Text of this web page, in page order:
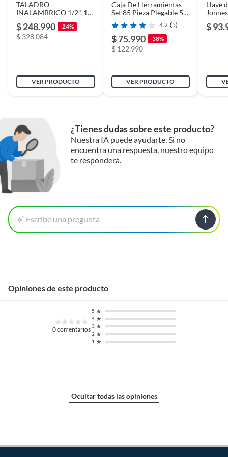
Ancho 20
Presentación Caja
TALADRO
INALAMBRICO 1/2", 18
(DDF453SYE)MAKITA
$ 248.990 -24%
$ 328.084
VER PRODUCTO
Caja De Herramientas
Set 85 Pieza Plegable 5
Niveles Metal
4.2 (5)
$ 75.990 -38%
$ 122.990
VER PRODUCTO
Llave
$
¿Tienes dudas sobre este producto?
Nuestra IA puede ayudarte. Si no
encuentra una respuesta, nuestro equipo
te responderá.
Escribe una pregunta
Opiniones de este producto
0comentarios
1
2
3
4
5
Ocultar todas las opiniones